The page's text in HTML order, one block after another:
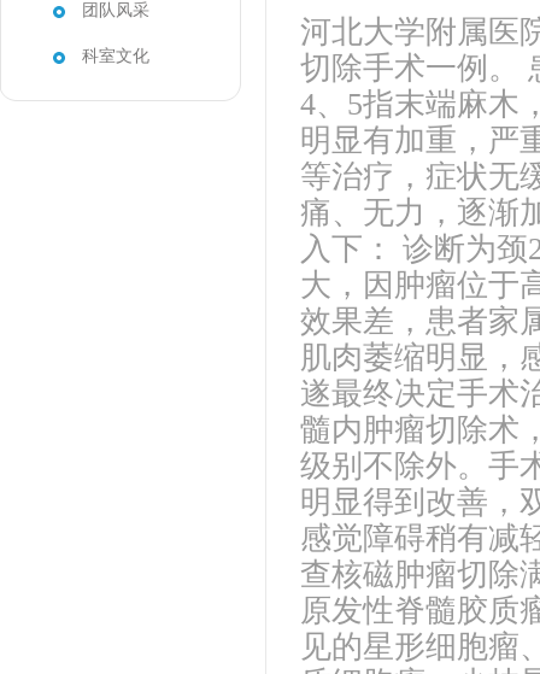
团队风采
科室文化
河北大学附属医
切除手术一例。
4、5指末端麻木
明显有加重，严
等治疗，症状无
痛、无力，逐渐
入下： 诊断为
大，因肿瘤位于
效果差，患者家
肌肉萎缩明显，
遂最终决定手术
髓内肿瘤切除术
级别不除外。手
明显得到改善，
感觉障碍稍有减
查核磁肿瘤切除
原发性脊髓胶质
见的星形细胞瘤